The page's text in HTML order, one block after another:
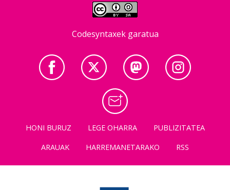
Codesyntaxek garatua
HONI BURUZ LEGE OHARRA
PUBLIZITATEA
ARAUAK
HARREMANETARAKO RSS